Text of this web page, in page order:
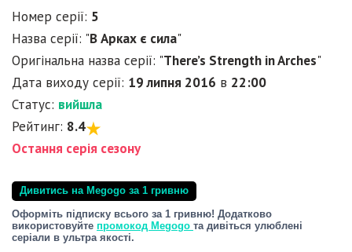
Номер серії: 5
Назва серії: "В Арках є сила"
Оригінальна назва серії: "There’s Strength in Arches"
Дата виходу серії: 19 липня 2016 в 22:00
Статус: вийшла
Рейтинг: 8.4
Остання серія сезону
Дивитись на Megogo за 1 гривню
Оформіть підписку всього за 1 гривню! Додатково
використовуйте промокод Megogo та дивіться улюблені
серіали в ультра якості.